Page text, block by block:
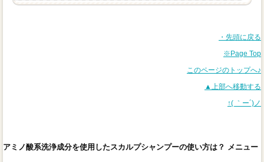
・先頭に戻る
※Page Top
このページのトップへ♪
▲上部へ移動する
↑( ｀ー´)ノ
アミノ酸系洗浄成分を使用したスカルプシャンプーの使い方は？ メニュー